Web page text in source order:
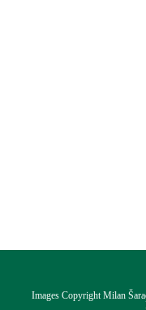
Images Copyright Milan